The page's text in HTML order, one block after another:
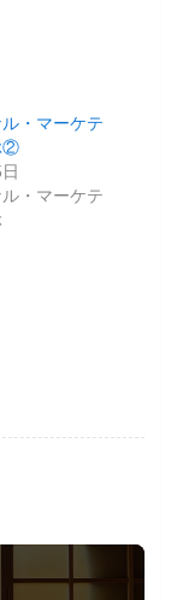
・マーケテ
②
・マーケテ